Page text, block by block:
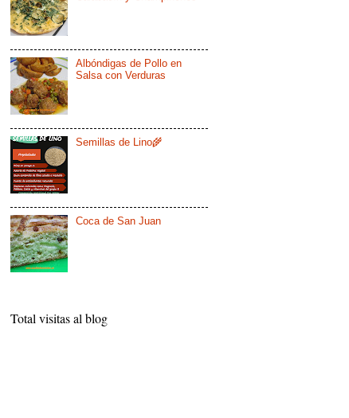
Albóndigas de Pollo en
Salsa con Verduras
Semillas de Lino🌾
Coca de San Juan
Total visitas al blog